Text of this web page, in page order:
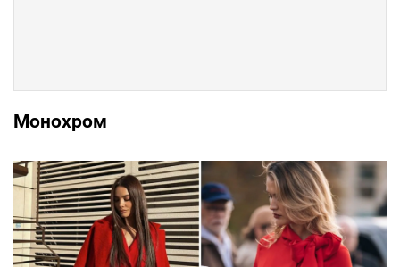
Монохром